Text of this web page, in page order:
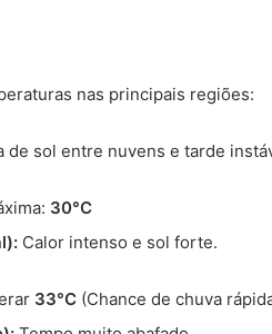
nas principais regiões:
de sol entre nuvens e tarde
30°C
Calor intenso e sol forte.
33°C (Chance de chuva